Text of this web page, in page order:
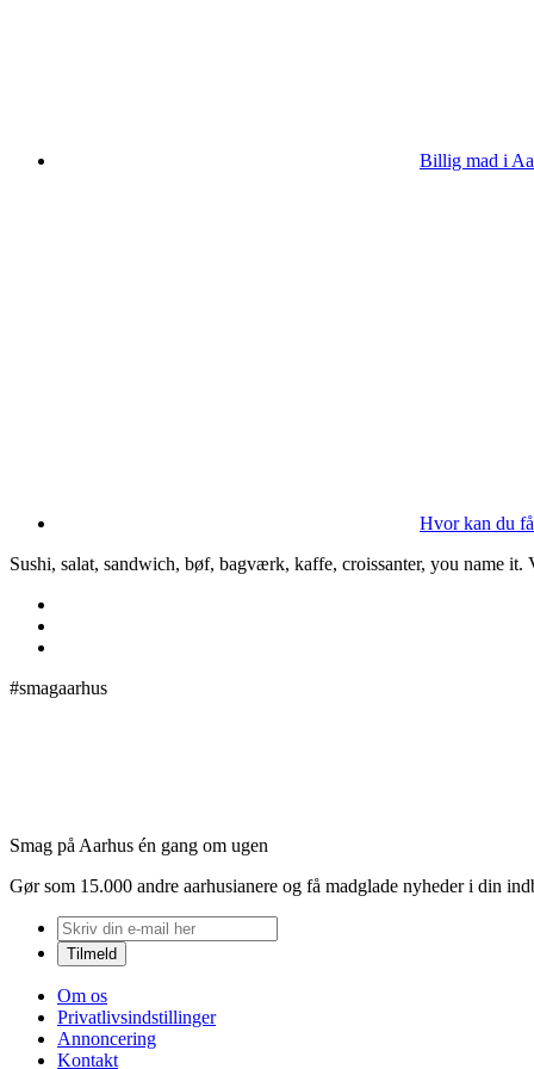
Billig mad i
Hvor kan du
Sushi, salat, sandwich, bøf, bagværk, kaffe, croissanter, you name
#smagaarhus
Smag på Aarhus én gang om ugen
Gør som 15.000 andre aarhusianere og få madglade nyheder i din
Om os
Privatlivsindstillinger
Annoncering
Kontakt